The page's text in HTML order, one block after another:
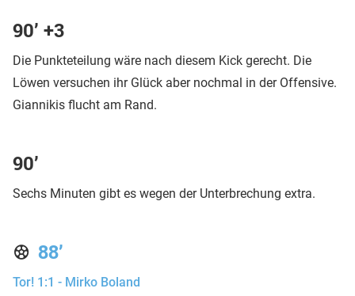
90’ +3
Die Punkteteilung wäre nach diesem Kick gerecht. Die
Löwen versuchen ihr Glück aber nochmal in der Offensive.
Giannikis flucht am Rand.
90’
Sechs Minuten gibt es wegen der Unterbrechung extra.
88’
Tor! 1:1 - Mirko Boland